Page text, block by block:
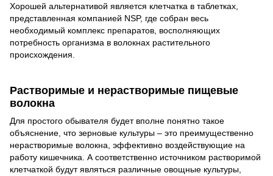
Хорошей альтернативой является клетчатка в таблетках,
представленная компанией NSP, где собран весь
необходимый комплекс препаратов, восполняющих
потребность организма в волокнах растительного
происхождения.
Растворимые и нерастворимые пищевые
волокна
Для простого обывателя будет вполне понятно такое
объяснение, что зерновые культуры – это преимущественно
нерастворимые волокна, эффективно воздействующие на
работу кишечника. А соответственно источником растворимой
клетчаткой будут являться различные овощные культуры,